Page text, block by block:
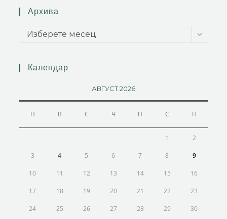
Архива
Изберете месец
Календар
АВГУСТ 2026
П В С Ч П С Н
1 2
3 4 5 6 7 8 9
10 11 12 13 14 15 16
17 18 19 20 21 22 23
24 25 26 27 28 29 30